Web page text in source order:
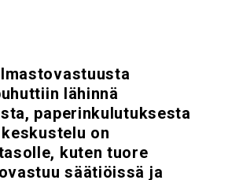
lähinnä
paperinkulutuksesta
on
kuten tuore
säätiöissä ja